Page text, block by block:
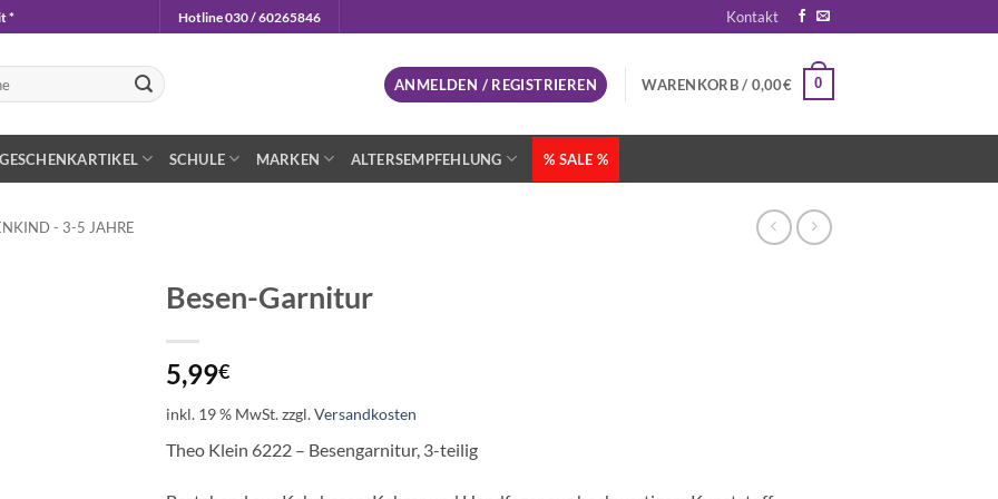
* Hotline 030 / 60265846 Kontakt
ANMELDEN / REGISTRIEREN WARENKORB / 0,00€ 0
GESCHENKARTIKEL SCHULE MARKEN ALTERSEMPFEHLUNG % SALE %
- 3-5 JAHRE
Besen-Garnitur
5,99€
inkl. 19 % MwSt.zzgl.Versandkosten
Theo Klein 6222 – Besengarnitur, 3-teilig